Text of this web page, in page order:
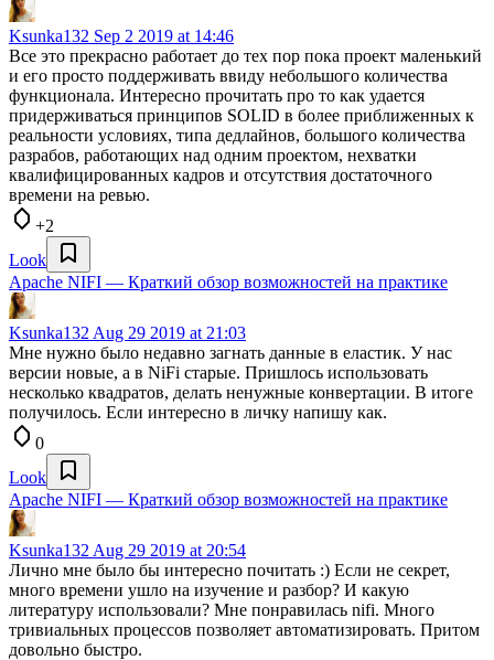
Ksunka132 Sep 2 2019 at 14:46
Все это прекрасно работает до тех пор пока проект маленький
и его просто поддерживать ввиду небольшого количества
функционала. Интересно прочитать про то как удается
придерживаться принципов SOLID в более приближенных к
реальности условиях, типа дедлайнов, большого количества
разрабов, работающих над одним проектом, нехватки
квалифицированных кадров и отсутствия достаточного
времени на ревью.
+2
Look
Apache NIFI — Краткий обзор возможностей на практике
Ksunka132 Aug 29 2019 at 21:03
Мне нужно было недавно загнать данные в еластик. У нас
версии новые, а в NiFi старые. Пришлось использовать
несколько квадратов, делать ненужные конвертации. В итоге
получилось. Если интересно в личку напишу как.
0
Look
Apache NIFI — Краткий обзор возможностей на практике
Ksunka132 Aug 29 2019 at 20:54
Лично мне было бы интересно почитать :) Если не секрет,
много времени ушло на изучение и разбор? И какую
литературу использовали? Мне понравилась nifi. Много
тривиальных процессов позволяет автоматизировать. Притом
довольно быстро.